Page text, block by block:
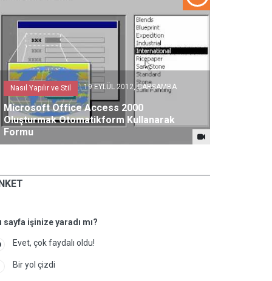
Nasıl Yapılır ve Stil 19 EYLÜL 2012, ÇARŞAMBA
Microsoft Office Access 2000
Oluşturmak Otomatikform Kullanarak
Formu
sayfa işinize yaradı mı?
Evet, çok faydalı oldu!
Bir yol çizdi